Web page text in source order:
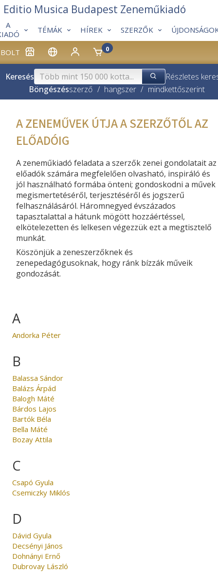
BOLT 0
A
TÉMÁK HÍREK SZERZŐK
Editio Musica Budapest Zeneműkiadó
Keresés
Részletes
Böngészésszerző / hangszer / mindkettőszerint
A ZENEMŰVEK ÚTJA A SZERZŐTŐL AZ
ELŐADÓIG
A zeneműkiadó feladata a szerzők zenei gondolatait az
előadók számára megfelelően olvasható, inspiráló és
jól használható formába önteni; gondoskodni a művek
megismertetéséről, terjesztéséről és jogszerű
felhasználásáról. Háromnegyed évszázados
tapasztalattal a hátunk mögött hozzáértéssel,
elkötelezetten és lelkesen végezzük ezt a megtisztelő
munkát.
Köszönjük a zeneszerzőknek és
zenepedagógusoknak, hogy ránk bízzák műveik
gondozását.
A
Andorka Péter
B
Balassa Sándor
Balázs Árpád
Balogh Máté
Bárdos Lajos
Bartók Béla
Bella Máté
Bozay Attila
C
Csapó Gyula
Csemiczky Miklós
D
Dávid Gyula
Decsényi János
Dohnányi Ernő
Dubrovay László